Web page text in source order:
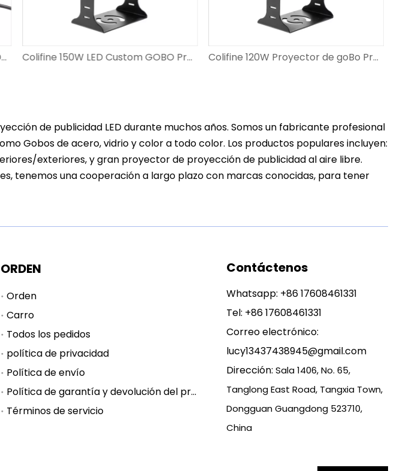
Colifine 240W GOBO LIGHT LOGO DE LOGO PARA PUBLICIDAD SPELLITH CON LOGO LOGO VATAJE A LA VATIA Resolución Proyector de imagen DS-FS-240 Colifine 150W LED Custom GOBO Proyector al aire libre Proyector de anuncio logotipo de proyección en el piso con diseño personalizado DS-FS-150 Colifine 120W Proyector de goBo Proyector Luces de gobo con proyección de logotipo para boda DS-FS-120
de publicidad LED durante muchos años. Somos un fabricante profesional
Gobos de acero, vidrio y color a todo color. Los productos populares incluyen:
exteriores, y gran proyector de proyección de publicidad al aire libre.
tenemos una cooperación a largo plazo con marcas conocidas, para tener
ORDEN
Orden
Carro
Todos los pedidos
política de privacidad
Política de envío
Política de garantía y devolución del producto
Términos de servicio
Contáctenos
Whatsapp: +86 17608461331
Tel: +86 17608461331
Correo electrónico:
lucy13437438945@gmail.com
Dirección:Sala 1406, No. 65,
Tanglong East Road, Tangxia Town,
Dongguan Guangdong 523710,
China